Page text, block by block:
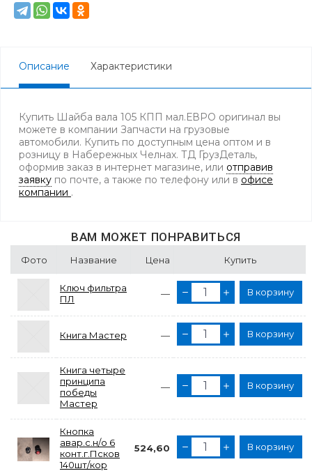
Описание Характеристики
Купить Шайба вала 105 КПП мал.ЕВРО оригинал вы
можете в компании Запчасти на грузовые
автомобили. Купить по доступным цена оптом и в
розницу в Набережных Челнах. ТД ГрузДеталь,
оформив заказ в интернет магазине, или отправив
заявку по почте, а также по телефону или в офисе
компании .
ВАМ МОЖЕТ ПОНРАВИТЬСЯ
Фото Название Цена Купить
Ключ фильтра
ПЛ
— В корзину
Книга Мастер — В корзину
Книга четыре
принципа
победы
Мастер
— В корзину
Кнопка
авар.с.н/о 6
конт.г.Псков
140шт/кор
524,60 В корзину